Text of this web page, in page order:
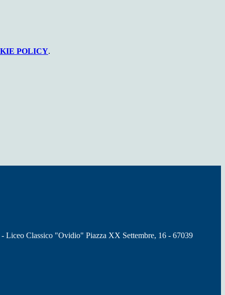
POLICY.
Classico "Ovidio" Piazza XX Settembre, 16 - 67039